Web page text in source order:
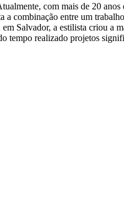
com mais de 20
combinação entre um
Salvador, a estilista criou
tempo realizado projetos